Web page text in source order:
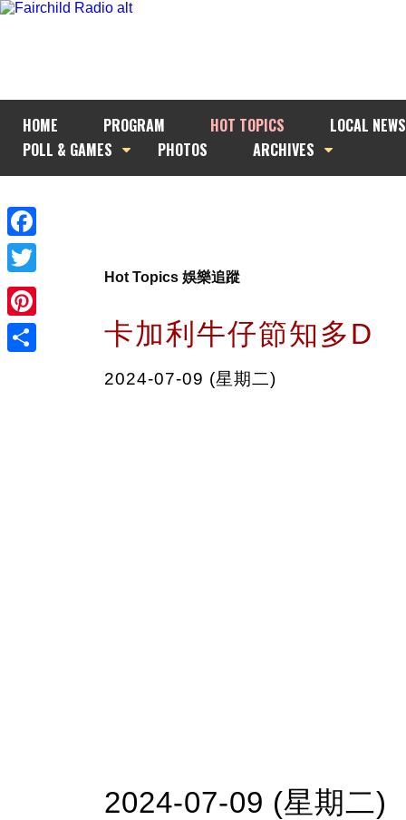
HOME PROGRAM HOT TOPICS
LOCAL NEWS
POLL & GAMES
PHOTOS ARCHIVES
Facebook
Twitter
Pinterest
Hot Topics 娛樂追蹤
卡加利牛仔節知多D
2024-07-09 (星期二)
2024-07-09 (星期二)